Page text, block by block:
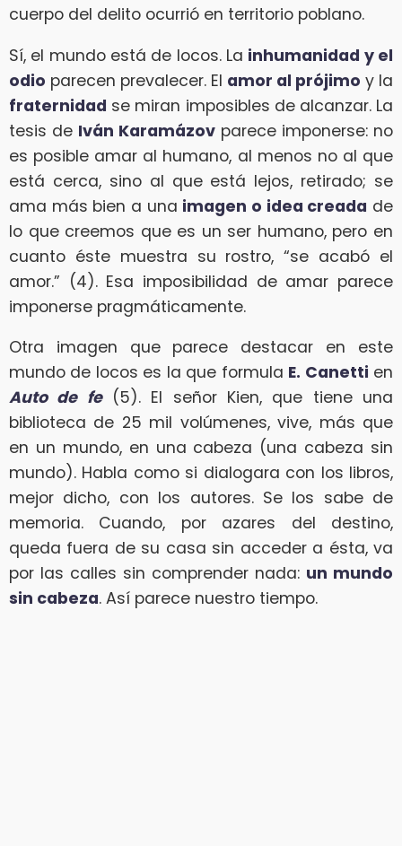
cuerpo del delito ocurrió en territorio poblano.
Sí, el mundo está de locos. La inhumanidad y el
odio parecen prevalecer. El amor al prójimo y la
fraternidad se miran imposibles de alcanzar. La
tesis de Iván Karamázov parece imponerse: no
es posible amar al humano, al menos no al que
está cerca, sino al que está lejos, retirado; se
ama más bien a una imagen o idea creada de
lo que creemos que es un ser humano, pero en
cuanto éste muestra su rostro, “se acabó el
amor.” (4). Esa imposibilidad de amar parece
imponerse pragmáticamente.
Otra imagen que parece destacar en este
mundo de locos es la que formula E. Canetti en
Auto de fe(5). El señor Kien, que tiene una
biblioteca de 25 mil volúmenes, vive, más que
en un mundo, en una cabeza (una cabeza sin
mundo). Habla como si dialogara con los libros,
mejor dicho, con los autores. Se los sabe de
memoria. Cuando, por azares del destino,
queda fuera de su casa sin acceder a ésta, va
por las calles sin comprender nada: un mundo
sin cabeza. Así parece nuestro tiempo.